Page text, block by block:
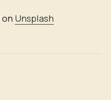
on Unsplash